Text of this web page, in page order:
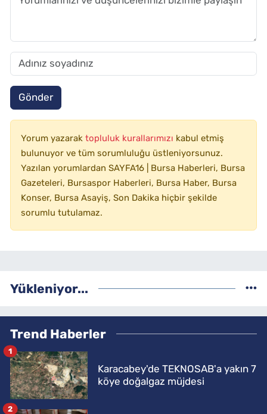
Gönder
Yorum yazarak topluluk kurallarımızı kabul etmiş
bulunuyor ve tüm sorumluluğu üstleniyorsunuz.
Yazılan yorumlardan SAYFA16 | Bursa Haberleri, Bursa
Gazeteleri, Bursaspor Haberleri, Bursa Haber, Bursa
Konser, Bursa Asayiş, Son Dakika hiçbir şekilde
sorumlu tutulamaz.
Yükleniyor...
Trend Haberler
Karacabey'de TEKNOSAB'a yakın 7
köye doğalgaz müjdesi
1
2